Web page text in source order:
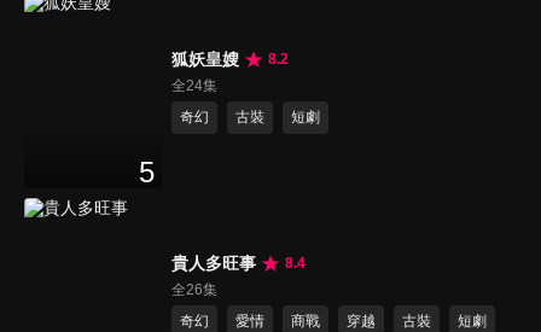
5
狐妖皇嫂
8.2
全24集
奇幻
古裝 短劇
貴人多旺事
8.4
全26集
奇幻
愛情 商戰 穿越 古裝 短劇